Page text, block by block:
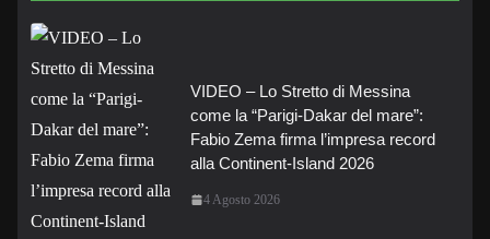
VIDEO – Lo Stretto di Messina
come la “Parigi-Dakar del mare”:
Fabio Zema firma l’impresa record
alla Continent-Island 2026
4 Agosto 2026